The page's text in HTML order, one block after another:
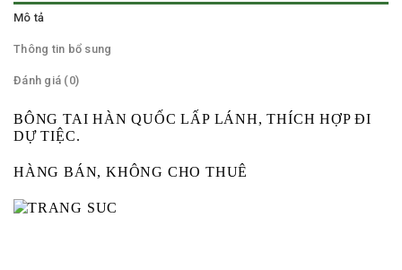
Mô tả
Thông tin bổ sung
Đánh giá (0)
BÔNG TAI HÀN QUỐC LẤP LÁNH, THÍCH HỢP ĐI
DỰ TIỆC.
HÀNG BÁN, KHÔNG CHO THUÊ